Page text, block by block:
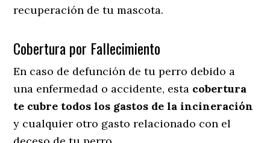
recuperación de tu mascota.
Cobertura por Fallecimiento
En caso de defunción de tu perro debido a
una enfermedad o accidente, esta cobertura
te cubre todos los gastos de la incineración
y cualquier otro gasto relacionado con el